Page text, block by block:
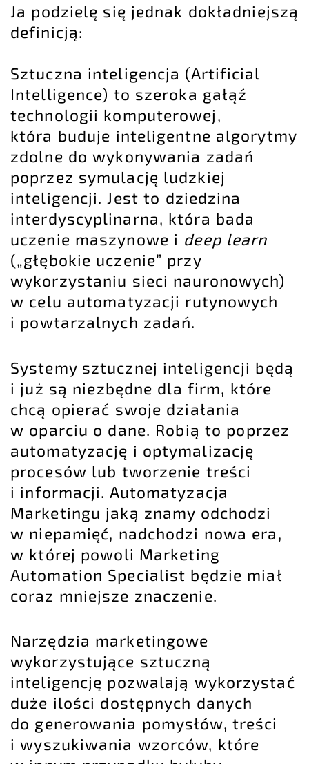
Ja podzielę się jednak dokładniejszą
definicją:
Sztuczna inteligencja (Artificial
Intelligence) to szeroka gałąź
technologii komputerowej,
która buduje inteligentne algorytmy
zdolne do wykonywania zadań
poprzez symulację ludzkiej
inteligencji. Jest to dziedzina
interdyscyplinarna, która bada
uczenie maszynowe i deep learn
(„głębokie uczenie” przy
wykorzystaniu sieci nauronowych)
w celu automatyzacji rutynowych
i powtarzalnych zadań.
Systemy sztucznej inteligencji będą
i już są niezbędne dla firm, które
chcą opierać swoje działania
w oparciu o dane. Robią to poprzez
automatyzację i optymalizację
procesów lub tworzenie treści
i informacji. Automatyzacja
Marketingu jaką znamy odchodzi
w niepamięć, nadchodzi nowa era,
w której powoli Marketing
Automation Specialist będzie miał
coraz mniejsze znaczenie.
Narzędzia marketingowe
wykorzystujące sztuczną
inteligencję pozwalają wykorzystać
duże ilości dostępnych danych
do generowania pomysłów, treści
i wyszukiwania wzorców, które